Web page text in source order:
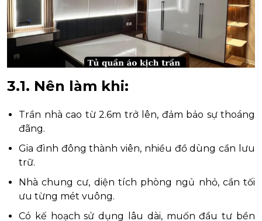
3.1. Nên làm khi:
Trần nhà cao từ 2.6m trở lên, đảm bảo sự thoáng
đãng.
Gia đình đông thành viên, nhiều đồ dùng cần lưu
trữ.
Nhà chung cư, diện tích phòng ngủ nhỏ, cần tối
ưu từng mét vuông.
Có kế hoạch sử dụng lâu dài, muốn đầu tư bền